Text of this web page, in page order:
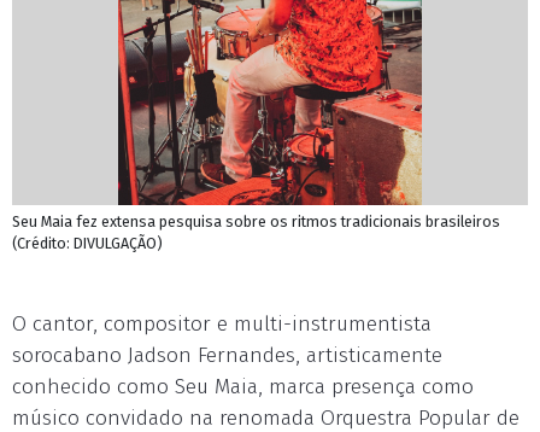
Seu Maia fez extensa pesquisa sobre os ritmos tradicionais brasileiros
(Crédito: DIVULGAÇÃO)
O cantor, compositor e multi-instrumentista
sorocabano Jadson Fernandes, artisticamente
conhecido como Seu Maia, marca presença como
músico convidado na renomada Orquestra Popular de